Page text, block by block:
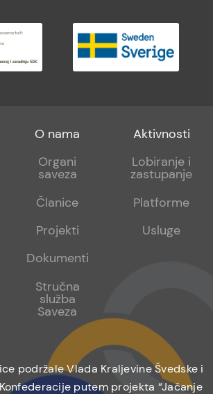
Footer
sub
O nama
Organi
saveza
Članice
Projekti
Dokumenti
Stručna
služba
Saveza
Footer
sub
Aktivnosti
Lobiranje i
zastupanje
Platforme
Usluge
podržale Vlada Kraljevine Švedske i
putem projekta “Jačanje